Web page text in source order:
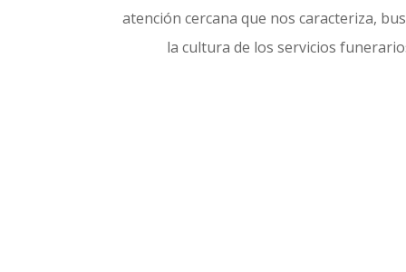
atención cercana que nos caracteriza,
la cultura de los servicios